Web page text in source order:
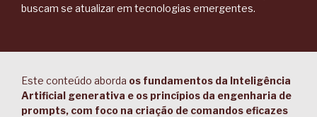
buscam se atualizar em tecnologias emergentes.
Este conteúdo aborda os fundamentos da Inteligência
Artificial generativa e os princípios da engenharia de
prompts, com foco na criação de comandos eficazes